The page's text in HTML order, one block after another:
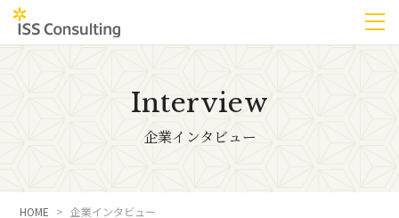
Interview
企業インタビュー
HOME 企業インタビュー